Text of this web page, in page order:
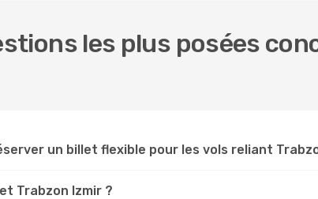
les plus posées
un billet flexible pour les vols reliant
Trabzon Izmir ?